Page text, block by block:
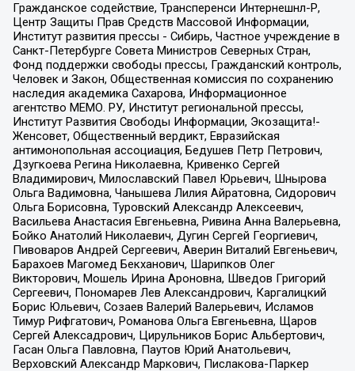
Гражданское содействие, Трансперенси Интернешнл-Р,
Центр Защиты Прав Средств Массовой Информации,
Институт развития прессы - Сибирь, Частное учреждение в
Санкт-Петербурге Совета Министров Северных Стран,
Фонд поддержки свободы прессы, Гражданский контроль,
Человек и Закон, Общественная комиссия по сохранению
наследия академика Сахарова, Информационное
агентство МЕМО. РУ, Институт региональной прессы,
Институт Развития Свободы Информации, Экозащита!-
Женсовет, Общественный вердикт, Евразийская
антимонопольная ассоциация, Бедушев Петр Петрович,
Дзугкоева Регина Николаевна, Кривенко Сергей
Владимирович, Милославский Павел Юрьевич, Шнырова
Ольга Вадимовна, Чанышева Лилия Айратовна, Сидорович
Ольга Борисовна, Туровский Александр Алексеевич,
Васильева Анастасия Евгеньевна, Ривина Анна Валерьевна,
Бойко Анатолий Николаевич, Дугин Сергей Георгиевич,
Пивоваров Андрей Сергеевич, Аверин Виталий Евгеньевич,
Барахоев Магомед Бекханович, Шарипков Олег
Викторович, Мошель Ирина Ароновна, Шведов Григорий
Сергеевич, Пономарев Лев Александрович, Каргалицкий
Борис Юльевич, Созаев Валерий Валерьевич, Исламов
Тимур Рифгатович, Романова Ольга Евгеньевна, Щаров
Сергей Алексадрович, Цирульников Борис Альбертович,
Гасан Ольга Павловна, Паутов Юрий Анатольевич,
Верховский Александр Маркович, Пислакова-Паркер